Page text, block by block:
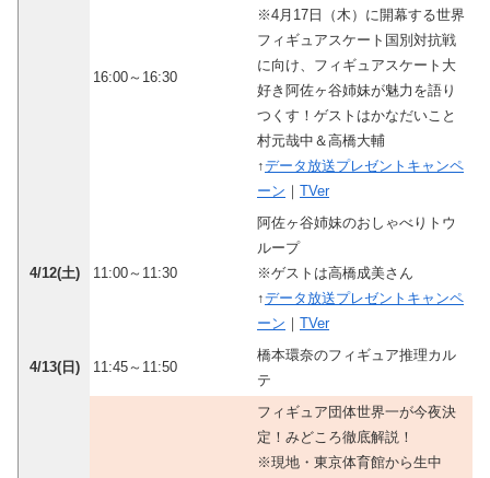
16:00～16:30
※4月17日（木）に開幕する世界
フィギュアスケート国別対抗戦
に向け、フィギュアスケート大
好き阿佐ヶ谷姉妹が魅力を語り
つくす！ゲストはかなだいこと
村元哉中＆高橋大輔
↑データ放送プレゼントキャンペ
ーン ｜ TVer
4/12(土) 11:00～11:30
阿佐ヶ谷姉妹のおしゃべりトウ
ループ
※ゲストは高橋成美さん
↑データ放送プレゼントキャンペ
ーン ｜ TVer
4/13(日) 11:45～11:50
橋本環奈のフィギュア推理カル
テ
フィギュア団体世界一が今夜決
定！みどころ徹底解説！
※現地・東京体育館から生中